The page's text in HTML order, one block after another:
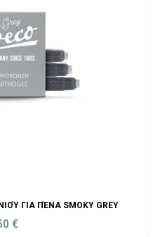
ΓΙΑ ΠΈΝΑ SMOKY GREY
€